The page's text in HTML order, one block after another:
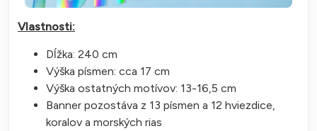
Vlastnosti:
Dĺžka: 240 cm
Výška písmen: cca 17 cm
Výška ostatných motívov: 13-16,5 cm
Banner pozostáva z 13 písmen a 12 hviezdice,
koralov a morských rias